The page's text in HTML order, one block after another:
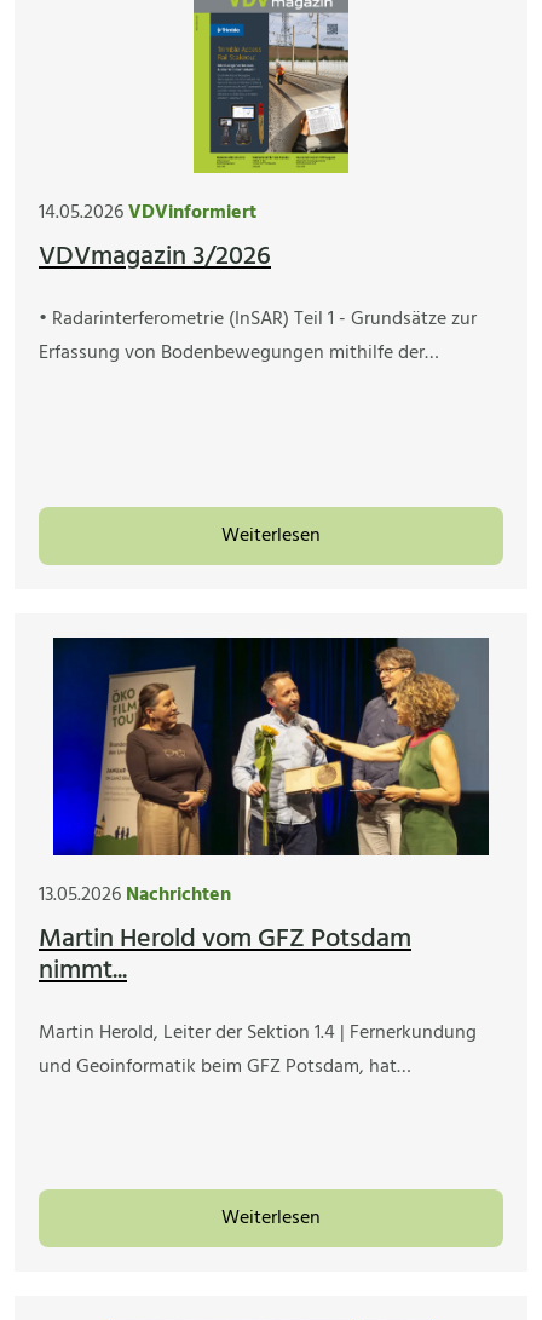
14.05.2026VDVinformiert
VDVmagazin 3/2026
• Radarinterferometrie (InSAR) Teil 1 - Grundsätze zur
Erfassung von Bodenbewegungen mithilfe der…
Weiterlesen
13.05.2026Nachrichten
Martin Herold vom GFZ Potsdam
nimmt...
Martin Herold, Leiter der Sektion 1.4 | Fernerkundung
und Geoinformatik beim GFZ Potsdam, hat…
Weiterlesen